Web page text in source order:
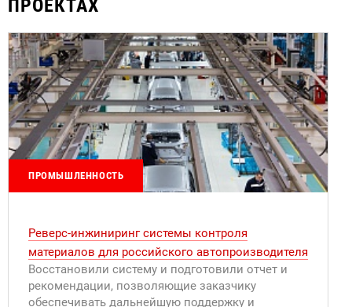
ПРОЕКТАХ
ПРОМЫШЛЕННОСТЬ
Реверс-инжиниринг системы контроля
материалов для российского автопроизводителя
Восстановили систему и подготовили отчет и
рекомендации, позволяющие заказчику
обеспечивать дальнейшую поддержку и